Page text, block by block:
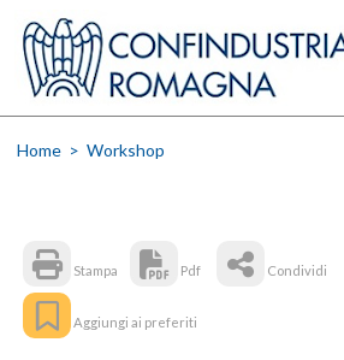
Home > Workshop
Stampa Pdf Condividi
Aggiungi ai preferiti